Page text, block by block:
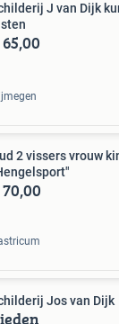
J van Dijk
dijk P. Hermsen
Jos van Dijk